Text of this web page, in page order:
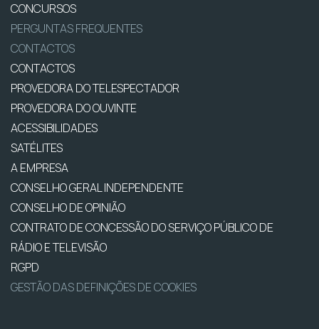
CONCURSOS
PERGUNTAS FREQUENTES
CONTACTOS
CONTACTOS
PROVEDORA DO TELESPECTADOR
PROVEDORA DO OUVINTE
ACESSIBILIDADES
SATÉLITES
A EMPRESA
CONSELHO GERAL INDEPENDENTE
CONSELHO DE OPINIÃO
CONTRATO DE CONCESSÃO DO SERVIÇO PÚBLICO DE
RÁDIO E TELEVISÃO
RGPD
GESTÃO DAS DEFINIÇÕES DE COOKIES